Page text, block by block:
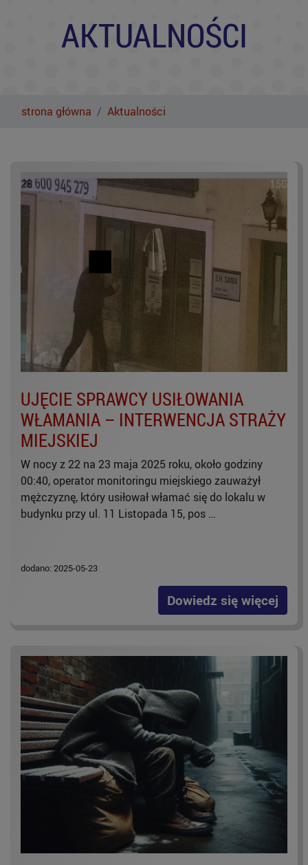
AKTUALNOŚCI
strona główna Aktualności
UJĘCIE SPRAWCY USIŁOWANIA
WŁAMANIA – INTERWENCJA STRAŻY
MIEJSKIEJ
W nocy z 22 na 23 maja 2025 roku, około godziny
00:40, operator monitoringu miejskiego zauważył
mężczyznę, który usiłował włamać się do lokalu w
budynku przy ul. 11 Listopada 15, pos …
dodano: 2025-05-23
Dowiedz się więcej